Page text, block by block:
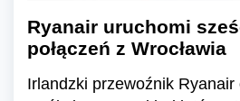
Ryanair uruchomi
połączeń z Wrocławia
Irlandzki przewoźnik Ryanair